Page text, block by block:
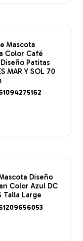
Mascota
Color Café
Patitas
MAR Y SOL 70
Diseño
Color Azul DC
Talla Large